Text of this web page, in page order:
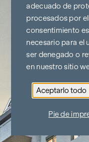
adecuado de
procesados por
consentimiento
necesario para el
ser denegado o
en nuestro sitio
Aceptarlo todo
Pie de